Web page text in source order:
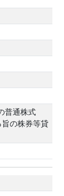
普通株式
の株券等貸